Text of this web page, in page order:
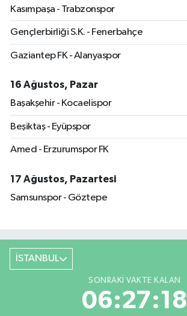
Kasımpaşa - Trabzonspor
Gençlerbirliği S.K. - Fenerbahçe
Gaziantep FK - Alanyaspor
16 Ağustos, Pazar
Başakşehir - Kocaelispor
Beşiktaş - Eyüpspor
Amed - Erzurumspor FK
17 Ağustos, Pazartesi
Samsunspor - Göztepe
İSTANBUL
SONRAKI VAKTE KALAN
06:27:17